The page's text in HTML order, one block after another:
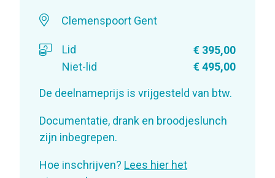
Clemenspoort Gent
Lid
€ 395,00
Niet-lid
€ 495,00
De deelnameprijs is vrijgesteld van btw.
Documentatie, drank en broodjeslunch
zijn inbegrepen.
Hoe inschrijven? Lees hier het